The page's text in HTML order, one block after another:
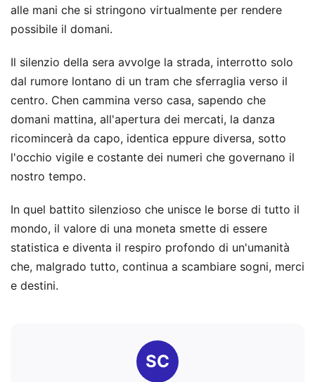
alle mani che si stringono virtualmente per rendere
possibile il domani.
Il silenzio della sera avvolge la strada, interrotto solo
dal rumore lontano di un tram che sferraglia verso il
centro. Chen cammina verso casa, sapendo che
domani mattina, all'apertura dei mercati, la danza
ricomincerà da capo, identica eppure diversa, sotto
l'occhio vigile e costante dei numeri che governano il
nostro tempo.
In quel battito silenzioso che unisce le borse di tutto il
mondo, il valore di una moneta smette di essere
statistica e diventa il respiro profondo di un'umanità
che, malgrado tutto, continua a scambiare sogni, merci
e destini.
SC